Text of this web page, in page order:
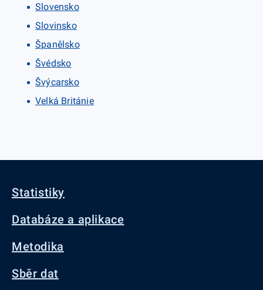
Slovensko
Slovinsko
Španělsko
Švédsko
Švýcarsko
Velká Británie
Statistiky
Databáze a aplikace
Metodika
Sběr dat